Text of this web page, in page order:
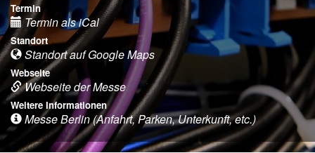
Termin
Termin als iCal
Standort
Standort auf Google Maps
Webseite
Webseite der Messe
Weitere Informationen
Messe Berlin (Anfahrt, Parken, Unterkunft, etc.)